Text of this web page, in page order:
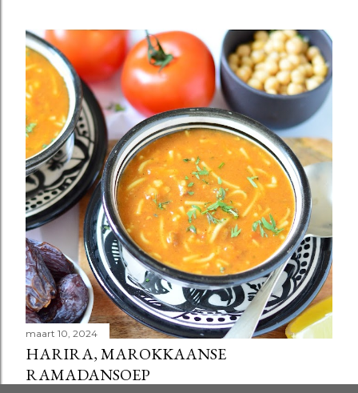
maart 10, 2024
HARIRA, MAROKKAANSE
RAMADANSOEP